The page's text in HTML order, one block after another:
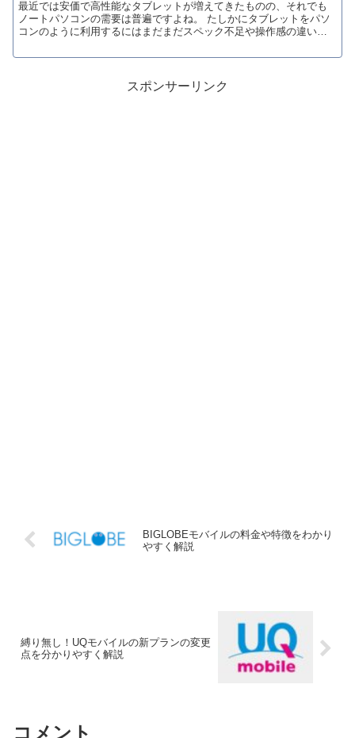
最近では安価で高性能なタブレットが増えてきたものの、それでも
ノートパソコンの需要は普遍ですよね。 たしかにタブレットをパソ
コンのように利用するにはまだまだスペック不足や操作感の違いが
スポンサーリンク
BIGLOBEモバイルの料金や特徴をわかり
やすく解説
縛り無し！UQモバイルの新プランの変更
点を分かりやすく解説
コメント